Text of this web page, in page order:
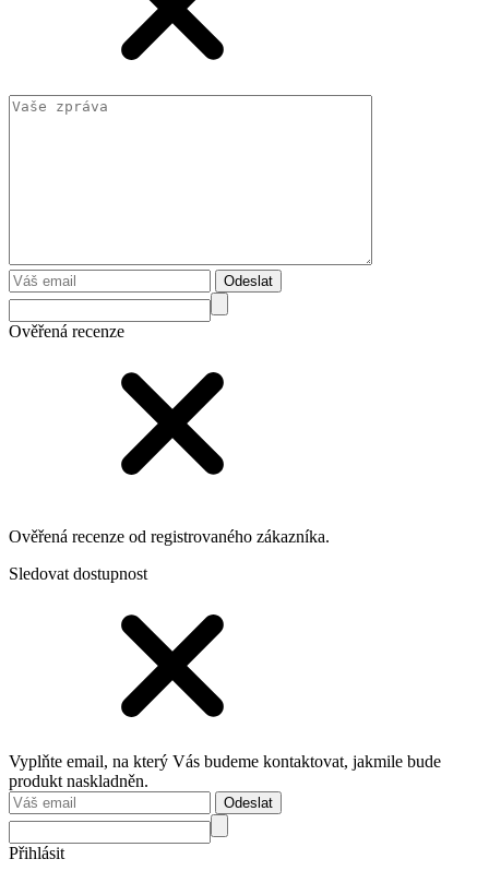
Odeslat
Ověřená recenze
Ověřená recenze od registrovaného zákazníka.
Sledovat dostupnost
Vyplňte email, na který Vás budeme kontaktovat, jakmile bude
produkt naskladněn.
Odeslat
Přihlásit